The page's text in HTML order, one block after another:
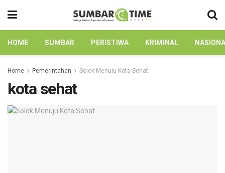
HOME SUMBAR PERISTIWA KRIMINAL
Home Pemerintahan Solok Menuju Kota Sehat
kota sehat